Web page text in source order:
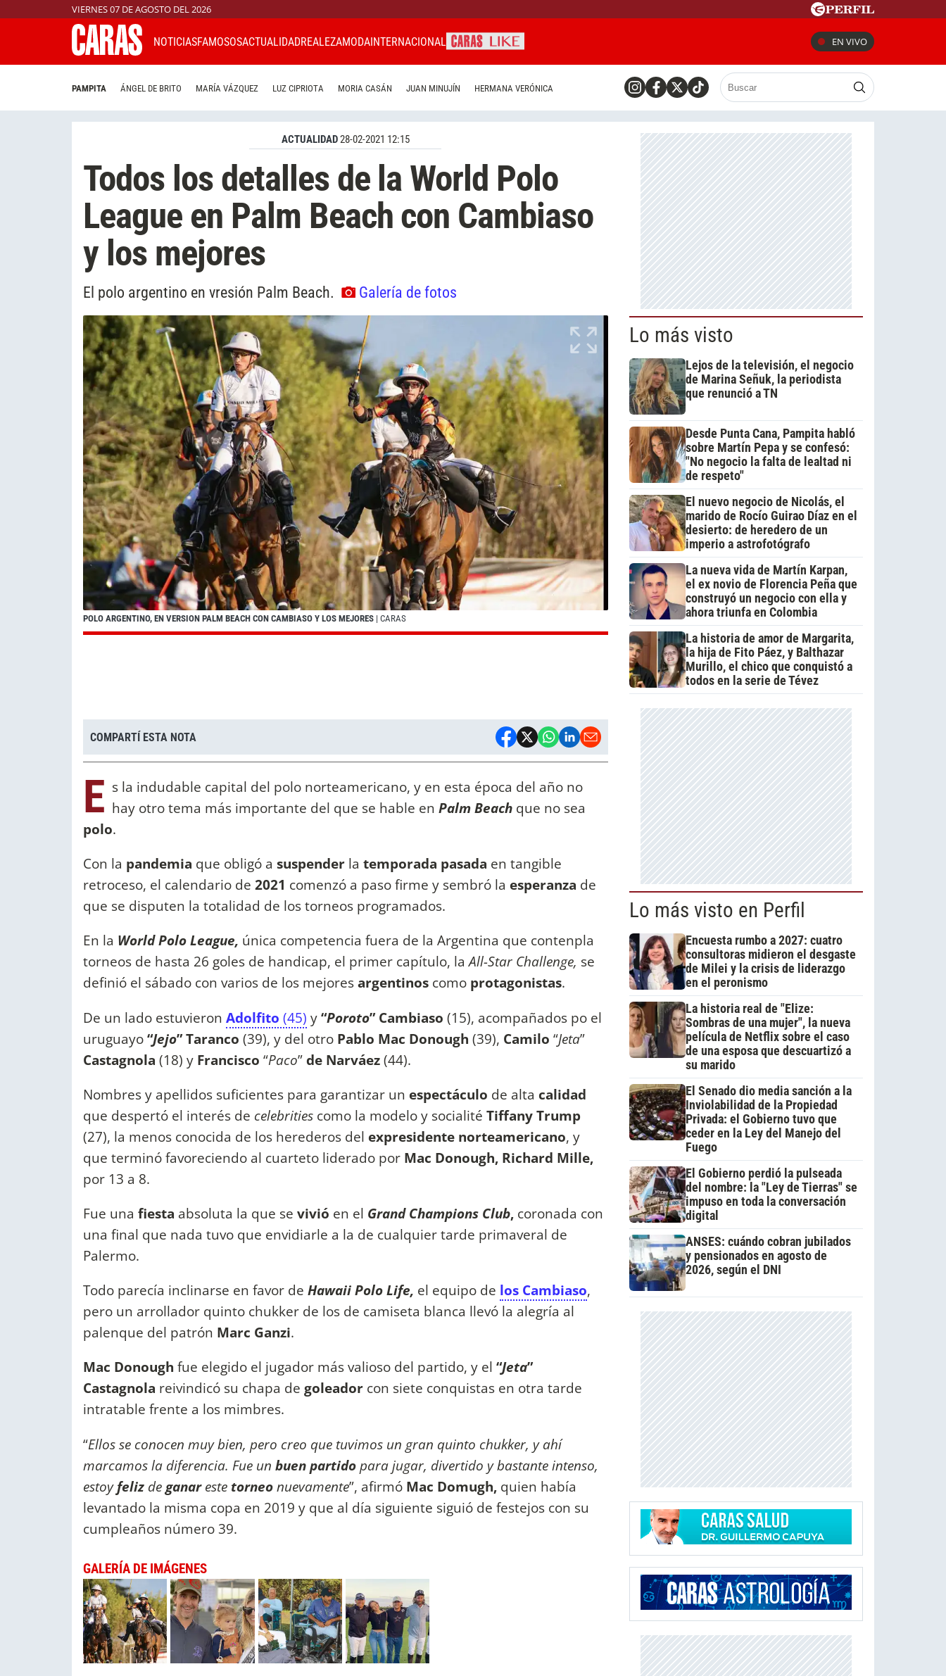
VIERNES 07 DE AGOSTO DEL 2026
NOTICIASFAMOSOSACTUALIDADREALEZAMODAINTERNACIONAL EN VIVO
PAMPITA ÁNGEL DE BRITO MARÍA VÁZQUEZ LUZ CIPRIOTA MORIA CASÁN JUAN MINUJÍN HERMANA VERÓNICA
ACTUALIDAD28-02-2021 12:15
Todos los detalles de la World Polo
League en Palm Beach con Cambiaso
y los mejores
El polo argentino en vresión Palm Beach. Galería de fotos
POLO ARGENTINO, EN VERSION PALM BEACH CON CAMBIASO Y LOS MEJORES | CARAS
COMPARTÍ ESTA NOTA
E s la indudable capital del polo norteamericano, y en esta época del año no
hay otro tema más importante del que se hable en Palm Beach que no sea
polo.
Con la pandemia que obligó a suspender la temporada pasada en tangible
retroceso, el calendario de 2021 comenzó a paso firme y sembró la esperanza de
que se disputen la totalidad de los torneos programados.
En la World Polo League, única competencia fuera de la Argentina que contenpla
torneos de hasta 26 goles de handicap, el primer capítulo, la All-Star Challenge, se
definió el sábado con varios de los mejoresargentinos como protagonistas.
De un lado estuvieron Adolfito (45) y“Poroto” Cambiaso (15), acompañados po el
uruguayo“Jejo” Taranco (39), y del otro Pablo Mac Donough (39), Camilo “Jeta”
Castagnola (18) y Francisco “Paco”de Narváez(44).
Nombres y apellidos suficientes para garantizar un espectáculo de alta calidad
que despertó el interés de celebrities como la modelo y socialité Tiffany Trump
(27), la menos conocida de los herederos del expresidente norteamericano, y
que terminó favoreciendo al cuarteto liderado por Mac Donough, Richard Mille,
por 13 a 8.
Fue una fiesta absoluta la que se vivió en el Grand Champions Club, coronada con
una final que nada tuvo que envidiarle a la de cualquier tarde primaveral de
Palermo.
Todo parecía inclinarse en favor de Hawaii Polo Life, el equipo de los Cambiaso,
pero un arrollador quinto chukker de los de camiseta blanca llevó la alegría al
palenque del patrón Marc Ganzi.
Mac Donough fue elegido el jugador más valioso del partido, y el “Jeta”
Castagnola reivindicó su chapa de goleador con siete conquistas en otra tarde
intratable frente a los mimbres.
“Ellos se conocen muy bien, pero creo que tuvimos un gran quinto chukker, y ahí
marcamos la diferencia. Fue un buen partidopara jugar, divertido y bastante intenso,
estoyfeliz de ganareste torneonuevamente”, afirmó Mac Domugh, quien había
levantado la misma copa en 2019 y que al día siguiente siguió de festejos con su
cumpleaños número 39.
GALERÍA DE IMÁGENES
Lo más visto
Lejos de la televisión, el negocio
de Marina Señuk, la periodista
que renunció a TN
Desde Punta Cana, Pampita habló
sobre Martín Pepa y se confesó:
"No negocio la falta de lealtad ni
de respeto"
El nuevo negocio de Nicolás, el
marido de Rocío Guirao Díaz en el
desierto: de heredero de un
imperio a astrofotógrafo
La nueva vida de Martín Karpan,
el ex novio de Florencia Peña que
construyó un negocio con ella y
ahora triunfa en Colombia
La historia de amor de Margarita,
la hija de Fito Páez, y Balthazar
Murillo, el chico que conquistó a
todos en la serie de Tévez
Lo más visto en Perfil
Encuesta rumbo a 2027: cuatro
consultoras midieron el desgaste
de Milei y la crisis de liderazgo
en el peronismo
La historia real de "Elize:
Sombras de una mujer", la nueva
película de Netflix sobre el caso
de una esposa que descuartizó a
su marido
El Senado dio media sanción a la
Inviolabilidad de la Propiedad
Privada: el Gobierno tuvo que
ceder en la Ley del Manejo del
Fuego
El Gobierno perdió la pulseada
del nombre: la "Ley de Tierras" se
impuso en toda la conversación
digital
ANSES: cuándo cobran jubilados
y pensionados en agosto de
2026, según el DNI